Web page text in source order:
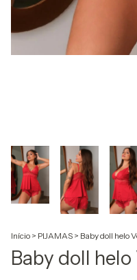
Início > PIJAMAS > Baby doll helo
Baby doll